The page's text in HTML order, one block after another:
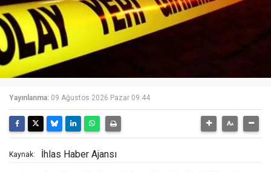
Yayınlanma: 09 Ağustos 2026 Pazar 09:44
Kaynak: İhlas Haber Ajansı